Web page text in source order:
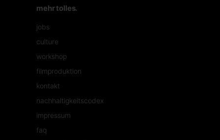
mehr tolles.
jobs
culture
workshop
filmproduktion
kontakt
nachhaltigkeitscodex
impressum
faq